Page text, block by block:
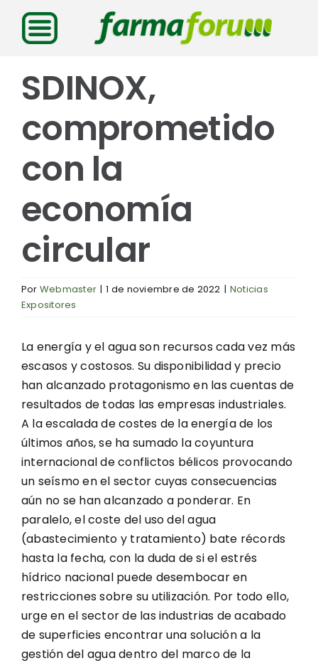
Saltar
contenido
SDINOX,
comprometido
con la
economía
circular
Por Webmaster | 1 de noviembre de 2022 | Noticias
Expositores
La energía y el agua son recursos cada vez más
escasos y costosos. Su disponibilidad y precio
han alcanzado protagonismo en las cuentas de
resultados de todas las empresas industriales.
A la escalada de costes de la energía de los
últimos años, se ha sumado la coyuntura
internacional de conflictos bélicos provocando
un seísmo en el sector cuyas consecuencias
aún no se han alcanzado a ponderar. En
paralelo, el coste del uso del agua
(abastecimiento y tratamiento) bate récords
hasta la fecha, con la duda de si el estrés
hídrico nacional puede desembocar en
restricciones sobre su utilización. Por todo ello,
urge en el sector de las industrias de acabado
de superficies encontrar una solución a la
gestión del agua dentro del marco de la